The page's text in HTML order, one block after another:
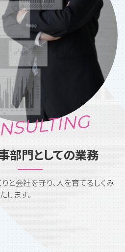
部門としての業務
と会社を守り、人を育てるしくみ
します。